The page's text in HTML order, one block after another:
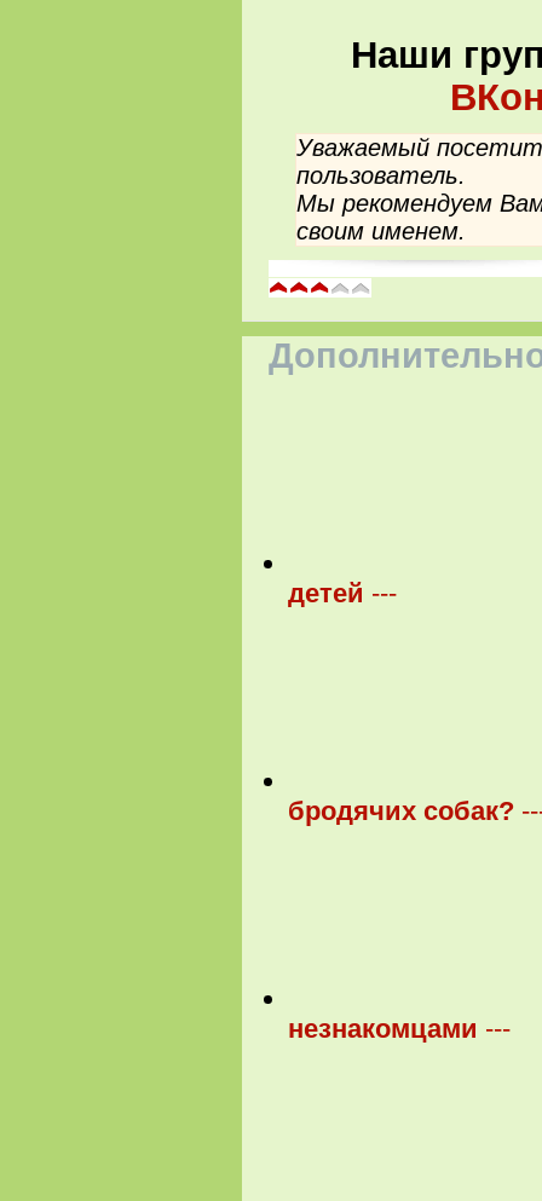
Наши
Уважаемый
пользователь.
Мы рекомендуем
своим именем.
детей ---
бродячих собак?
незнакомцами ---